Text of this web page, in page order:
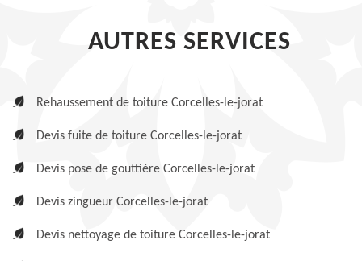
AUTRES SERVICES
Rehaussement de toiture Corcelles-le-jorat
Devis fuite de toiture Corcelles-le-jorat
Devis pose de gouttière Corcelles-le-jorat
Devis zingueur Corcelles-le-jorat
Devis nettoyage de toiture Corcelles-le-jorat